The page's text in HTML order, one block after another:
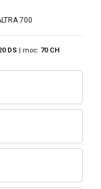
700
DS | moc: 70 CH